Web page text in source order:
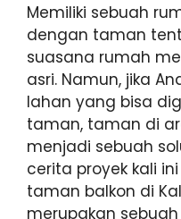
Memiliki sebuah
dengan taman
suasana rumah
asri. Namun, jika
lahan yang bisa
taman, taman di
menjadi sebuah
cerita proyek kali
taman balkon di
merupakan sebuah